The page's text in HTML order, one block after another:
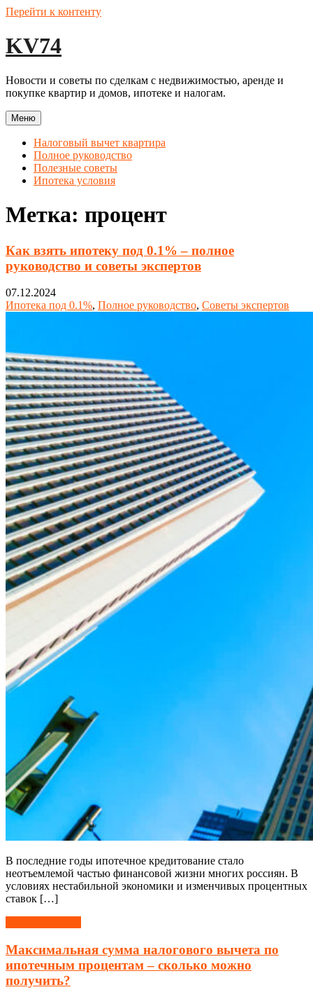
Перейти к контенту
KV74
Новости и советы по сделкам с недвижимостью, аренде и
покупке квартир и домов, ипотеке и налогам.
Меню
Налоговый вычет квартира
Полное руководство
Полезные советы
Ипотека условия
Метка: процент
Как взять ипотеку под 0.1% – полное
руководство и советы экспертов
07.12.2024
Ипотека под 0.1%, Полное руководство, Советы экспертов
В последние годы ипотечное кредитование стало
неотъемлемой частью финансовой жизни многих россиян. В
условиях нестабильной экономики и изменчивых процентных
ставок […]
Максимальная сумма налогового вычета по
ипотечным процентам – сколько можно
получить?